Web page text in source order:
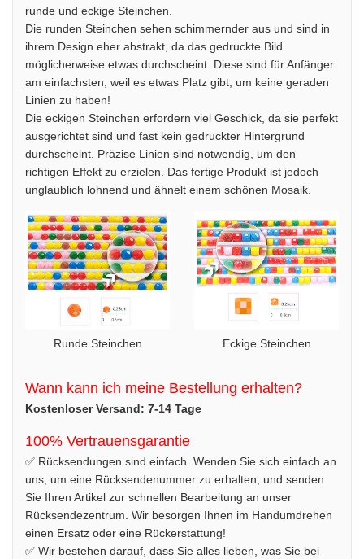
runde und eckige Steinchen.
Die runden Steinchen sehen schimmernder aus und sind in
ihrem Design eher abstrakt, da das gedruckte Bild
möglicherweise etwas durchscheint. Diese sind für Anfänger
am einfachsten, weil es etwas Platz gibt, um keine geraden
Linien zu haben!
Die eckigen Steinchen erfordern viel Geschick, da sie perfekt
ausgerichtet sind und fast kein gedruckter Hintergrund
durchscheint. Präzise Linien sind notwendig, um den
richtigen Effekt zu erzielen. Das fertige Produkt ist jedoch
unglaublich lohnend und ähnelt einem schönen Mosaik.
Runde Steinchen Eckige Steinchen
Wann kann ich meine Bestellung erhalten?
Kostenloser Versand: 7-14 Tage
100% Vertrauensgarantie
✅ Rücksendungen sind einfach. Wenden Sie sich einfach an
uns, um eine Rücksendenummer zu erhalten, und senden
Sie Ihren Artikel zur schnellen Bearbeitung an unser
Rücksendezentrum. Wir besorgen Ihnen im Handumdrehen
einen Ersatz oder eine Rückerstattung!
✅ Wir bestehen darauf, dass Sie alles lieben, was Sie bei